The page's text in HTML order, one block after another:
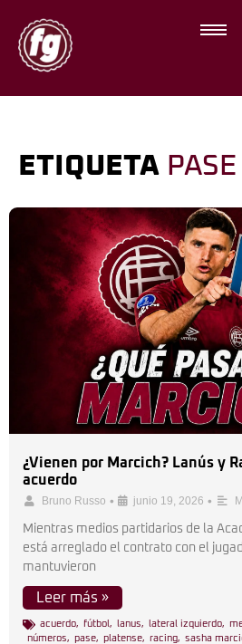
ETIQUETA PASE
¿Vienen por Marcich? Lanús y
acuerdo
Bruno Russo • junio 19, 2026 •
Mientras medios partidarios de la
está arreglado el contrato con el
mantuvieron
Leer más »
acuerdo, fútbol , lanus, lateral izquierdo,
números, pase, platense, racing, sasha